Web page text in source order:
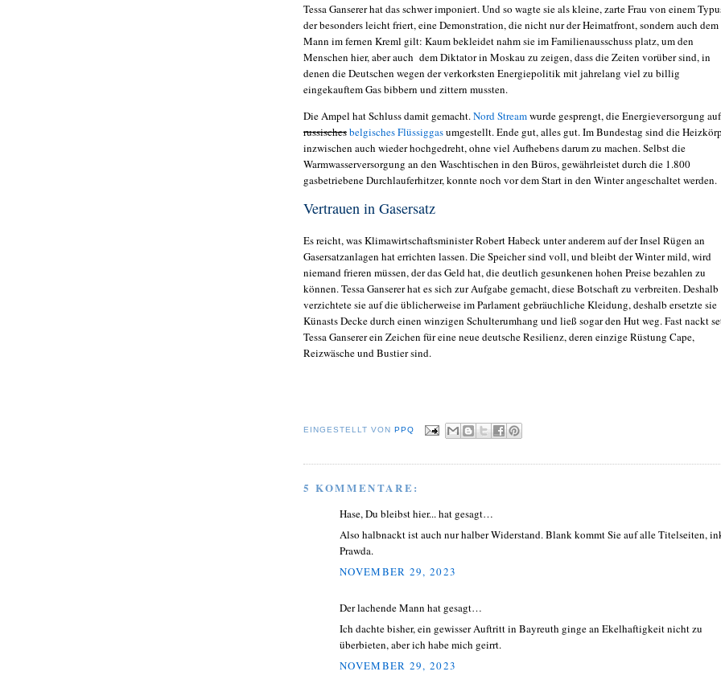
Tessa Ganserer hat das schwer imponiert. Und so wagte sie als kleine, zarte Frau von einem
der besonders leicht friert, eine Demonstration, die nicht nur der Heimatfront, sondern auch dem
Mann im fernen Kreml gilt: Kaum bekleidet nahm sie im Familienausschuss platz, um den
Menschen hier, aber auch dem Diktator in Moskau zu zeigen, dass die Zeiten vorüber sind, in
denen die Deutschen wegen der verkorksten Energiepolitik mit jahrelang viel zu billig
eingekauftem Gas bibbern und zittern mussten.
Die Ampel hat Schluss damit gemacht. Nord Streamwurde gesprengt, die Energieversorgung auf
russischesbelgisches Flüssiggasumgestellt. Ende gut, alles gut. Im Bundestag sind die
inzwischen auch wieder hochgedreht, ohne viel Aufhebens darum zu machen. Selbst die
Warmwasserversorgung an den Waschtischen in den Büros, gewährleistetdurch die 1.800
gasbetriebene Durchlauferhitzer, konnte noch vor dem Start in den Winter angeschaltet werden.
Vertrauen in Gasersatz
Es reicht, was Klimawirtschaftsminister Robert Habeck unter anderem auf der Insel Rügen an
Gasersatzanlagen hat errichten lassen. Die Speicher sind voll, und bleibt der Winter mild, wird
niemand frieren müssen, der das Geld hat, die deutlich gesunkenen hohen Preise bezahlen zu
können. Tessa Ganserer hat es sich zur Aufgabe gemacht, diese Botschaft zu verbreiten. Deshalb
verzichtete sie auf die üblicherweise im Parlament gebräuchliche Kleidung, deshalb ersetzte sie
Künasts Decke durch einen winzigen Schulterumhang und ließ sogar den Hut weg. Fast nackt
Tessa Ganserer ein Zeichen für eine neue deutsche Resilienz, deren einzige Rüstung Cape,
Reizwäsche und Bustier sind.
EINGESTELLT VON PPQ
5 KOMMENTARE:
Hase, Du bleibst hier... hat gesagt…
Also halbnackt ist auch nur halber Widerstand. Blank kommt Sie auf alle Titelseiten,
Prawda.
NOVEMBER 29, 2023
Der lachende Mann hat gesagt…
Ich dachte bisher, ein gewisser Auftritt in Bayreuth ginge an Ekelhaftigkeit nicht zu
überbieten, aber ich habe mich geirrt.
NOVEMBER 29, 2023